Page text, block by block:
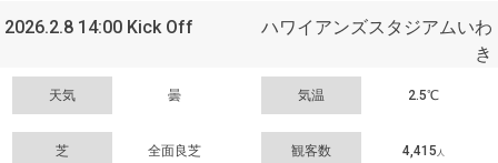
2026.2.8 14:00 Kick Off
ハワイアンズスタジアムいわ
き
天気 曇 気温 2.5℃
芝 全面良芝 観客数 4,415 人